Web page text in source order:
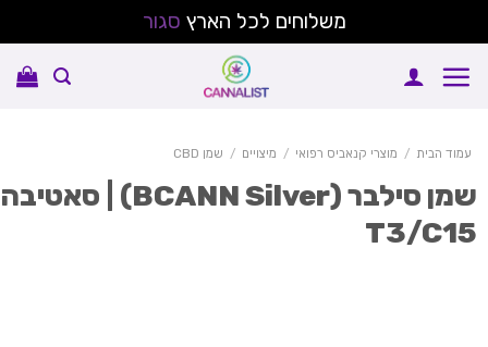
משלוחים לכל הארץסגור
עמוד הבית / מוצרי קנאביס רפואי / מיצויים / שמן CBD
שמן סילבר (BCANN Silver) | סאטיבה
T3/